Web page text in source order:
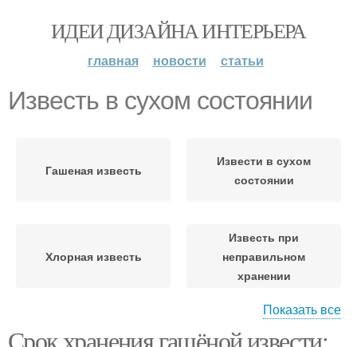
ИДЕИ ДИЗАЙНА ИНТЕРЬЕРА
главная новости статьи
Известь в сухом состоянии
Гашеная известь
Извести в сухом
состоянии
Хлорная известь
Известь при
неправильном
хранении
Показать все